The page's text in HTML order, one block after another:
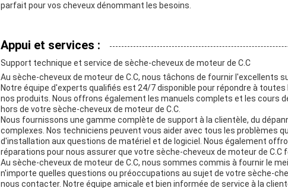
parfait pour vos cheveux dénommant les besoins.
Appui et services :
Support technique et service de sèche-cheveux de moteur de C.C
Au sèche-cheveux de moteur de C.C, nous tâchons de fournir l'excellents
Notre équipe d'experts qualifiés est 24/7 disponible pour répondre à
nos produits. Nous offrons également les manuels complets et les cours
hors de votre sèche-cheveux de moteur de C.C.
Nous fournissons une gamme complète de support à la clientèle, du
complexes. Nos techniciens peuvent vous aider avec tous les problèmes
d'installation aux questions de matériel et de logiciel. Nous également
réparations pour nous assurer que votre sèche-cheveux de moteur de C.C
Au sèche-cheveux de moteur de C.C, nous sommes commis à fournir le
n'importe quelles questions ou préoccupations au sujet de votre sèche-
nous contacter. Notre équipe amicale et bien informée de service à la